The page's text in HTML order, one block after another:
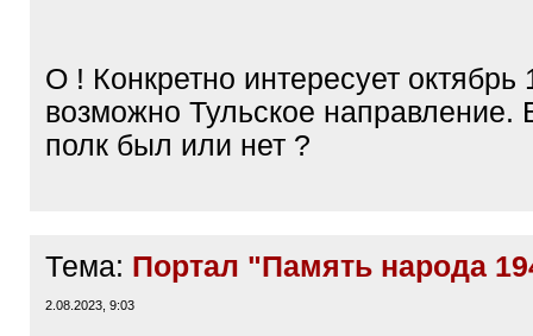
О ! Конкретно интересует октябрь
возможно Тульское направление.
полк был или нет ?
Тема: Портал "Память народа
2.08.2023, 9:03